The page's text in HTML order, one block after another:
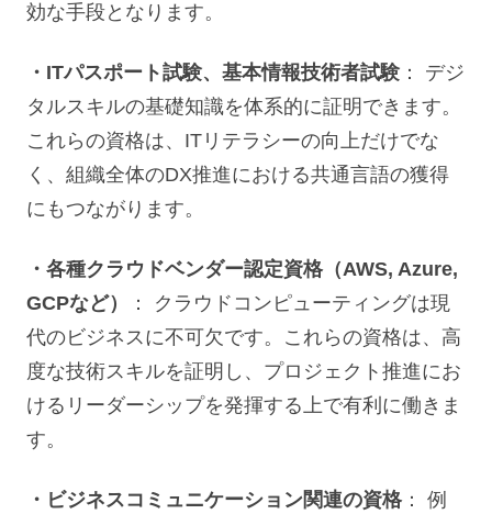
効な手段となります。
・ITパスポート試験、基本情報技術者試験 ： デジ
タルスキルの基礎知識を体系的に証明できます。
これらの資格は、ITリテラシーの向上だけでな
く、組織全体のDX推進における共通言語の獲得
にもつながります。
・各種クラウドベンダー認定資格（AWS, Azure,
GCPなど）
： クラウドコンピューティングは現
代のビジネスに不可欠です。これらの資格は、高
度な技術スキルを証明し、プロジェクト推進にお
けるリーダーシップを発揮する上で有利に働きま
す。
・ビジネスコミュニケーション関連の資格： 例